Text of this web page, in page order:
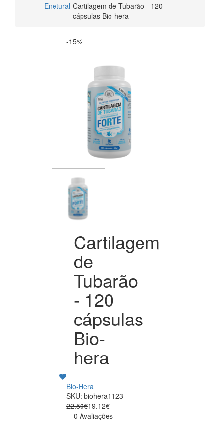
Enetural Cartilagem de Tubarão - 120
cápsulas Bio-hera
-15%
Cartilagem
de
Tubarão
- 120
cápsulas
Bio-
hera
Bio-Hera
SKU: biohera1123
22.50€19.12€
0 Avaliações